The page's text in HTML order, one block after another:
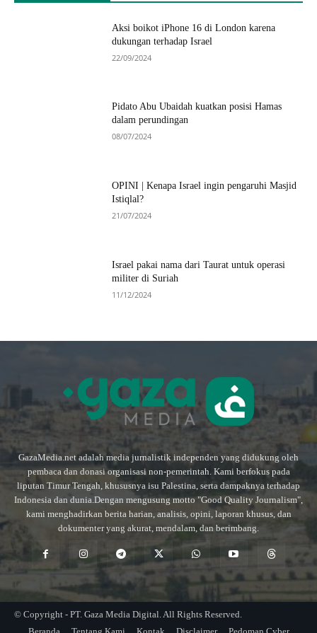
Aksi boikot iPhone 16 di London karena
dukungan terhadap Israel
22/09/2024
Pidato Abu Ubaidah kuatkan posisi Hamas
dalam perundingan
08/07/2024
OPINI | Kenapa Israel ingin pengaruhi Masjid
Istiqlal?
21/07/2024
Israel pakai nama dari Taurat untuk operasi
militer di Suriah
11/12/2024
GazaMedia.net adalah media jurnalistik independen yang didukung oleh
pembaca dan donasi organisasi non-pemerintah. Kami berfokus pada
liputan Timur Tengah, khususnya isu Palestina, serta dampaknya terhadap
Indonesia dan dunia.Dengan mengusung motto "Good Quality Journalism",
kami menghadirkan berita harian, analisis, opini, laporan khusus, dan
dokumenter yang akurat, mendalam, dan berimbang.
© Copyright - PT. Gaza Media Digital. All Rights Reserved.